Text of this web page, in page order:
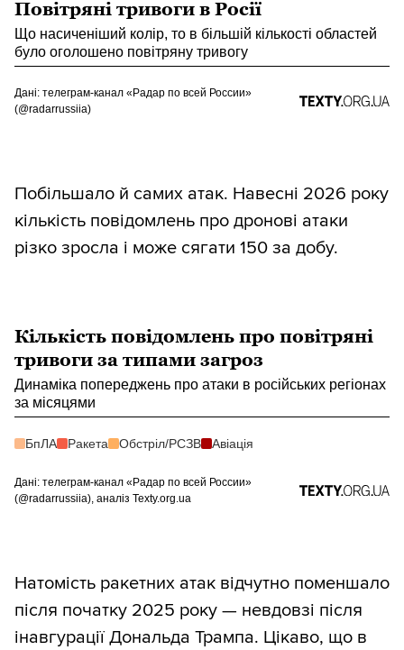
Повітряні тривоги в Росії
Що насиченіший колір, то в більшій кількості областей
було оголошено повітряну тривогу
Дані: телеграм-канал «Радар по всей России»
(@radarrussiia)
Побільшало й самих атак. Навесні 2026 року
кількість повідомлень про дронові атаки
різко зросла і може сягати 150 за добу.
Кількість повідомлень про повітряні
тривоги за типами загроз
Динаміка попереджень про атаки в російських регіонах
за місяцями
БпЛА Ракета Обстріл/РСЗВ Авіація
Дані: телеграм-канал «Радар по всей России»
(@radarrussiia), аналіз Texty.org.ua
Натомість ракетних атак відчутно поменшало
після початку 2025 року — невдовзі після
інавгурації Дональда Трампа. Цікаво, що в